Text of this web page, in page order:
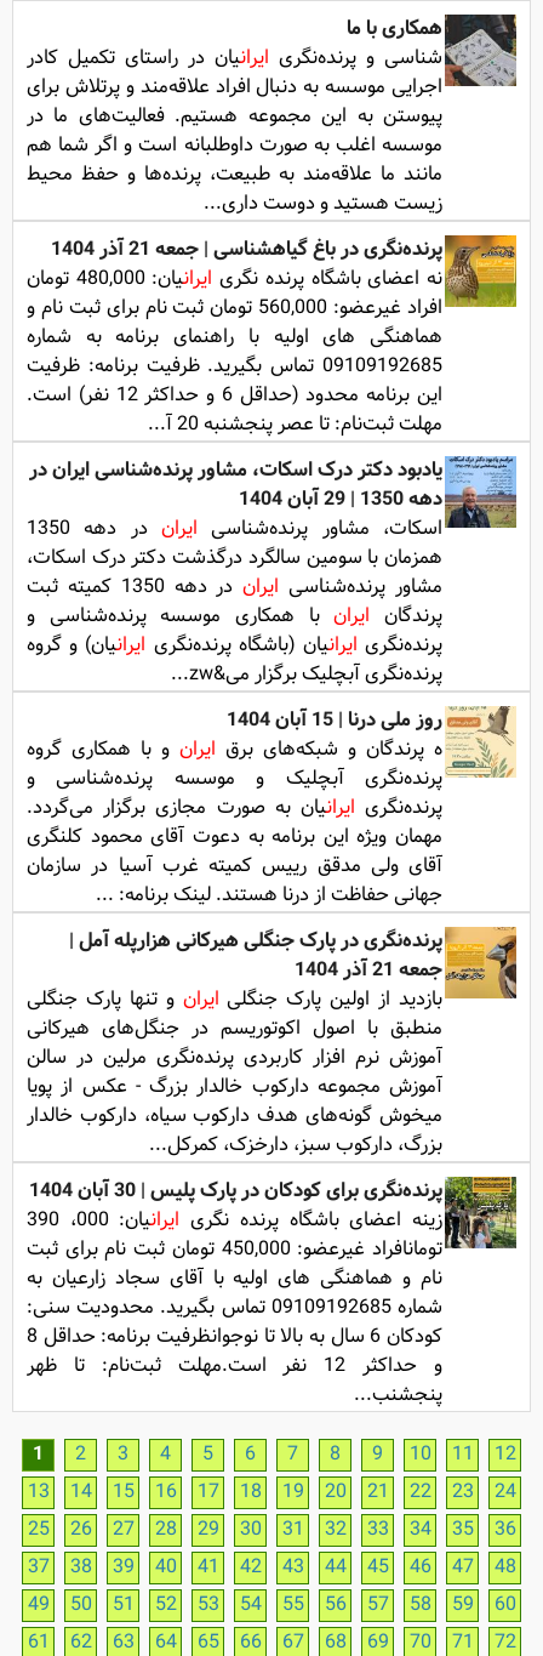
همکاری با ما
‌شناسی و پرنده‌نگری ایرانیان در راستای تکمیل کادر
اجرایی موسسه به دنبال افراد علاقه‌مند و پرتلاش برای
پیوستن به این مجموعه هستیم. فعالیت‌های ما در
موسسه اغلب به صورت داوطلبانه است و اگر شما هم
مانند ما علاقه‌مند به طبیعت، پرنده‌ها و حفظ محیط‌
زیست هستید و دوست داری...
پرنده‌نگری در باغ گیاهشناسی | جمعه 21 آذر 1404
نه اعضای باشگاه پرنده نگری ایران
یان: 480,000 تومان
افراد غیرعضو: 560,000 تومان ثبت نام برای ثبت نام و
هماهنگی های اولیه با راهنمای برنامه به شماره
09109192685 تماس بگیرید. ظرفیت برنامه: ظرفیت
این برنامه محدود (حداقل 6 و حداکثر 12 نفر) است.
مهلت ثبت‌نام: تا عصر پنجشنبه 20 آ...
یادبود دکتر درک اسکات، مشاور پرنده‌شناسی ایران در
دهه 1350 | 29 آبان 1404
اسکات، مشاور پرنده‌شناسی ایران
در دهه 1350
همزمان با سومین سالگرد درگذشت دکتر درک اسکات،
مشاور پرنده‌شناسی ایران
در دهه 1350 کمیته ثبت
پرندگان ایرانبا همکاری موسسه پرنده‌شناسی و
پرنده‌نگری ایرانیان (باشگاه پرنده‌نگری ایرانیان) و گروه
پرنده‌نگری آبچلیک برگزار می&zw...
روز ملی درنا | 15 آبان 1404
ه پرندگان و شبکه‌های برق ایران و با همکاری گروه
پرنده‌نگری آبچلیک و موسسه پرنده‌شناسی و
پرنده‌نگری ایرانیان به صورت مجازی برگزار می‌گردد.
مهمان ویژه این برنامه به دعوت آقای محمود کلنگری
آقای ولی مدقق رییس کمیته غرب آسیا در سازمان
جهانی حفاظت از درنا هستند. لینک برنامه: ...
پرنده‌نگری در پارک جنگلی هیرکانی هزارپله آمل |
جمعه 21 آذر 1404
بازدید از اولین پارک جنگلی ایران و تنها پارک جنگلی
منطبق با اصول اکوتوریسم در جنگل‌های هیرکانی
آموزش نرم افزار کاربردی پرنده‌نگری مرلین در سالن
آموزش مجموعه دارکوب خالدار بزرگ - عکس از پویا
میخوش گونه‌های هدف دارکوب سیاه، دارکوب خالدار
بزرگ، دارکوب سبز، دارخزک، کمرکل...
پرنده‌نگری برای کودکان در پارک پلیس | 30 آبان 1404
زینه اعضای باشگاه پرنده نگری ایران
یان: 000، 390
تومانافراد غیرعضو: 450,000 تومان ثبت نام برای ثبت
نام و هماهنگی های اولیه با آقای سجاد زارعیان به
شماره 09109192685 تماس بگیرید. محدودیت سنی:
کودکان 6 سال به بالا تا نوجوانظرفیت برنامه: حداقل 8
و حداکثر 12 نفر است.مهلت ثبت‌نام: تا ظهر
پنجشنب...
1
2 3 4 5 6 7 8 9 10 11
12
13
14 15 16 17 18 19 20 21 22 23
24
25
26 27 28 29 30 31 32 33 34 35
36
37
38 39 40 41 42 43 44 45 46 47
48
49
50 51 52 53 54 55 56 57 58 59
60
61
62 63 64 65 66 67 68 69 70 71 72